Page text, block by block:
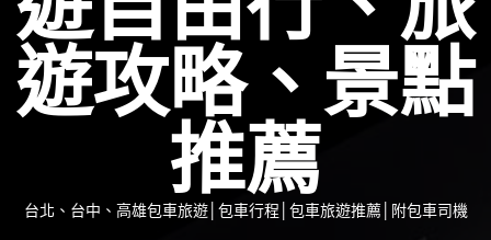
遊攻略、景點
推薦
台北、台中、高雄包車旅遊│包車行程│包車旅遊推薦│附包車司機